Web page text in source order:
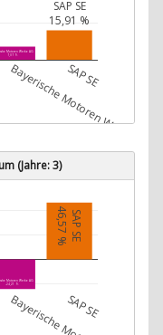
Motoren Werke AG
7,07 %
SAP SE
15,91 %
Bayerische Motoren Werke AG
SAP SE
(Jahre: 3)
Motoren Werke AG
-24,21 %
SAP SE
46,57 %
SAP SE